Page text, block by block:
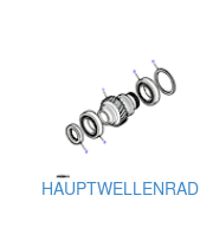
HAUPTWELLENRAD